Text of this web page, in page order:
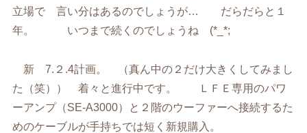
立場で 言い分はあるのでしょうが… だらだらと１
年。 いつまで続くのでしょうね (*_*;
新 7.２.4計画。 （真ん中の２だけ大きくしてみまし
た（笑）） 着々と進行中です。 ＬＦＥ専用のパワ
ーアンプ（SE-A3000）と２階のウーファーへ接続するた
めのケーブルが手持ちでは短く新規購入。